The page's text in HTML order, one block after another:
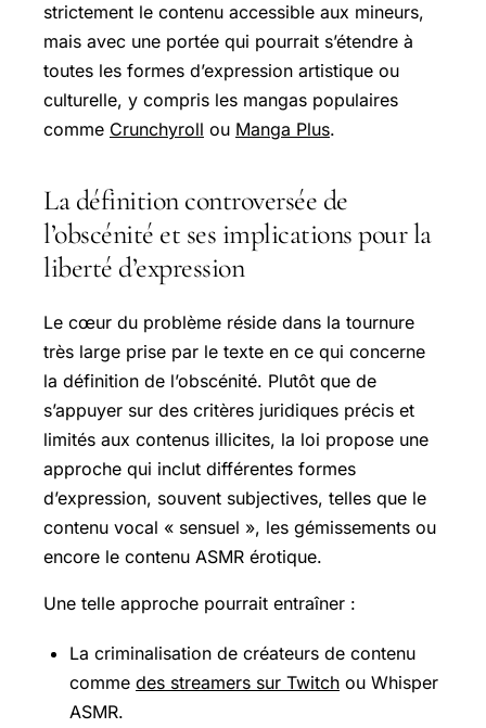
strictement le contenu accessible aux mineurs,
mais avec une portée qui pourrait s’étendre à
toutes les formes d’expression artistique ou
culturelle, y compris les mangas populaires
comme Crunchyroll ou Manga Plus.
La définition controversée de
l’obscénité et ses implications pour la
liberté d’expression
Le cœur du problème réside dans la tournure
très large prise par le texte en ce qui concerne
la définition de l’obscénité. Plutôt que de
s’appuyer sur des critères juridiques précis et
limités aux contenus illicites, la loi propose une
approche qui inclut différentes formes
d’expression, souvent subjectives, telles que le
contenu vocal « sensuel », les gémissements ou
encore le contenu ASMR érotique.
Une telle approche pourrait entraîner :
La criminalisation de créateurs de contenu
comme des streamers sur Twitch ou Whisper
ASMR.